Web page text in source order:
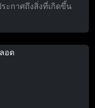
ะกาศถึงสิ่งที่เกิดขึ้น